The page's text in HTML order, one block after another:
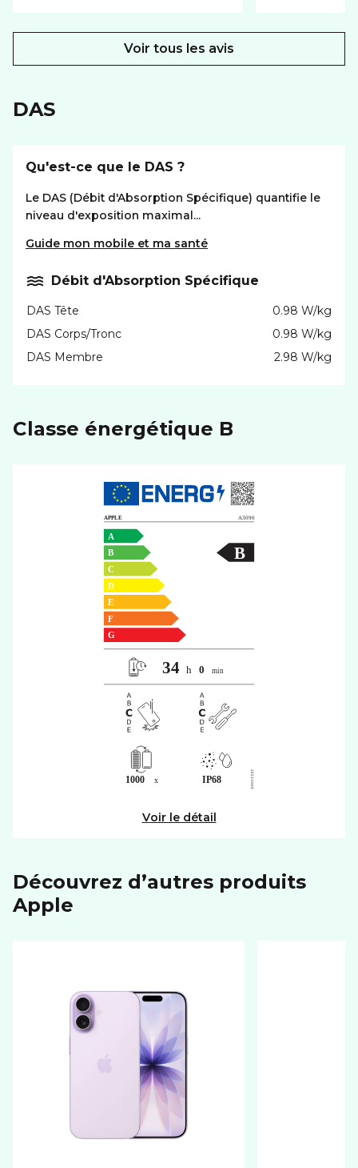
Voir tous les avis
DAS
Qu'est-ce que le DAS ?
Le DAS (Débit d'Absorption Spécifique) quantifie le
niveau d'exposition maximal...
Guide mon mobile et ma santé
Débit d'Absorption Spécifique
DAS Tête
0.98 W/kg
DAS Corps/Tronc
0.98 W/kg
DAS Membre
2.98 W/kg
Classe énergétique B
Voir le détail
Découvrez d’autres produits
apple